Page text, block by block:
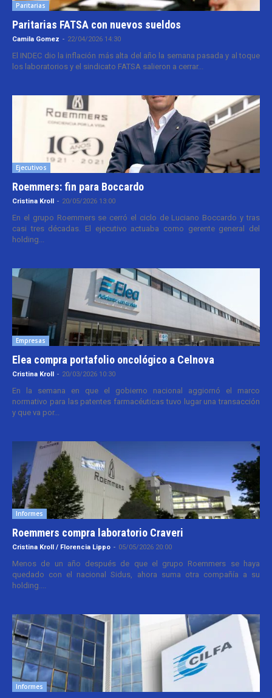
Paritarias
Paritarias FATSA con nuevos sueldos
Camila Gomez - 22/04/2026 14:30
El INDEC dio la inflación más alta del año la semana pasada y al toque
los laboratorios y el sindicato FATSA salieron a cerrar...
Ejecutivos
Roemmers: fin para Boccardo
Cristina Kroll - 20/05/2026 13:00
En el grupo Roemmers se cerró el ciclo de Luciano Boccardo y tras
casi tres décadas. El ejecutivo actuaba como gerente general del
holding...
Empresas
Elea compra portafolio oncológico a Celnova
Cristina Kroll - 20/03/2026 10:30
En la semana en que el gobierno nacional aggiornó el marco
normativo para las patentes farmacéuticas tuvo lugar una transacción
y que va por...
Informes
Roemmers compra laboratorio Craveri
Cristina Kroll / Florencia Lippo - 05/05/2026 20:00
Menos de un año después de que el grupo Roemmers se haya
quedado con el nacional Sidus, ahora suma otra compañía a su
holding....
Informes